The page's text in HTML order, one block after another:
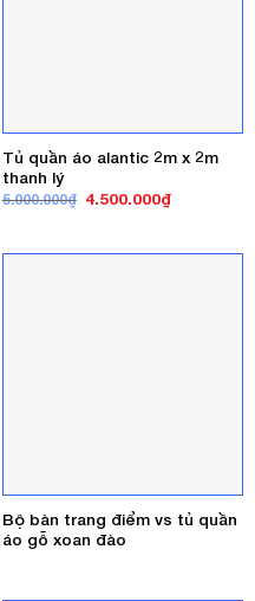
Tủ quần áo alantic 2m x 2m
thanh lý
5.000.000₫ Giá
4.500.000₫Giá
Bộ bàn trang điểm vs tủ quần
áo gỗ xoan đào